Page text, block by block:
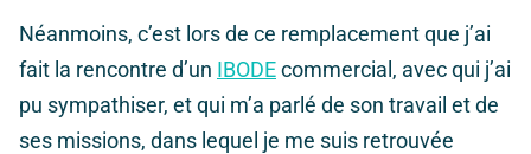
Néanmoins, c’est lors de ce remplacement que j’ai
fait la rencontre d’un IBODEcommercial, avec qui j’ai
pu sympathiser, et qui m’a parlé de son travail et de
ses missions, dans lequel je me suis retrouvée